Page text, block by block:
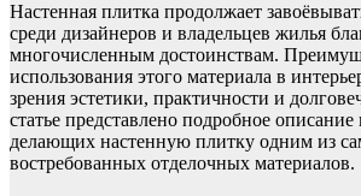
Настенная плитка продолжает
среди дизайнеров и владельцев жилья
многочисленным достоинствам.
использования этого материала в
зрения эстетики, практичности и
статье представлено подробное
делающих настенную плитку одним из
востребованных отделочных материалов.